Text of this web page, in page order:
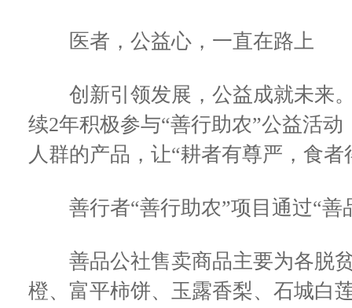
医者，公益心，一直在路上
创新引领发展，公益成就未来。
续2年积极参与“善行助农”公益活
人群的产品，让“耕者有尊严，食者
善行者“善行助农”项目通过“善
善品公社售卖商品主要为各脱贫
橙、富平柿饼、玉露香梨、石城白